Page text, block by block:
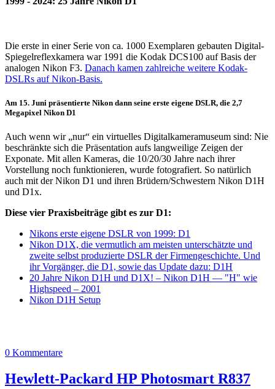
Die erste in einer Serie von ca. 1000 Exemplaren gebauten Digital-
Spiegelreflexkamera war 1991 die Kodak DCS100 auf Basis der
analogen Nikon F3. Danach kamen zahlreiche weitere Kodak-
DSLRs auf Nikon-Basis.
Am 15. Juni präsentierte Nikon dann seine erste eigene DSLR, die 2,7
Megapixel Nikon D1
Auch wenn wir „nur“ ein virtuelles Digitalkameramuseum sind: Nie
beschränkte sich die Präsentation aufs langweilige Zeigen der
Exponate. Mit allen Kameras, die 10/20/30 Jahre nach ihrer
Vorstellung noch funktionieren, wurde fotografiert. So natürlich
auch mit der Nikon D1 und ihren Brüdern/Schwestern Nikon D1H
und D1x.
Diese vier Praxisbeiträge gibt es zur D1:
Nikons erste eigene DSLR von 1999: D1
Nikon D1X, die vermutlich am meisten unterschätzte und
zweite selbst produzierte DSLR der Firmengeschichte. Und
ihr Vorgänger, die D1, sowie das Update dazu: D1H
20 Jahre Nikon D1H und D1X! – Nikon D1H — "H" wie
Highspeed – 2001
Nikon D1H Setup
0 Kommentare
Hewlett-Packard HP Photosmart R837